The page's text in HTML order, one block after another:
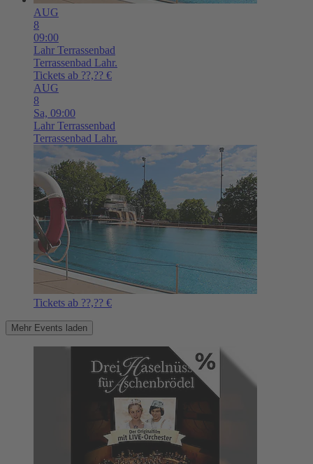
AUG
8
09:00
Lahr Terrassenbad
Terrassenbad Lahr.
Tickets ab ??,?? €
AUG
8
Sa, 09:00
Lahr Terrassenbad
Terrassenbad Lahr.
Tickets ab ??,?? €
Mehr Events laden